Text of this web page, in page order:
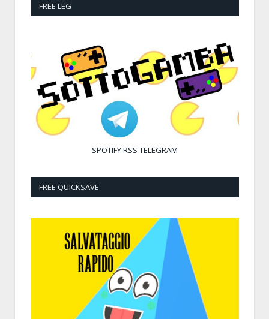
FREE LEG
SPOTIFYRSS TELEGRAM
FREE QUICKSAVE